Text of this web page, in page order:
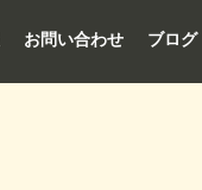
お問い合わせ ブログ